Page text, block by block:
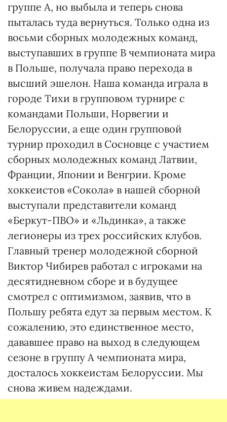
группе А, но выбыла и теперь снова
пыталась туда вернуться. Только одна из
восьми сборных молодежных команд,
выступавших в группе В чемпионата мира
в Польше, получала право перехода в
высший эшелон. Наша команда играла в
городе Тихи в групповом турнире с
командами Польши, Норвегии и
Белоруссии, а еще один групповой
турнир проходил в Сосновце с участием
сборных молодежных команд Латвии,
Франции, Японии и Венгрии. Кроме
хоккеистов «Сокола» в нашей сборной
выступали представители команд
«Беркут-ПВО» и «Льдинка», а также
легионеры из трех российских клубов.
Главный тренер молодежной сборной
Виктор Чибирев работал с игроками на
десятидневном сборе и в будущее
смотрел с оптимизмом, заявив, что в
Польшу ребята едут за первым местом. К
сожалению, это единственное место,
дававшее право на выход в следующем
сезоне в группу А чемпионата мира,
досталось хоккеистам Белоруссии. Мы
снова живем надеждами.